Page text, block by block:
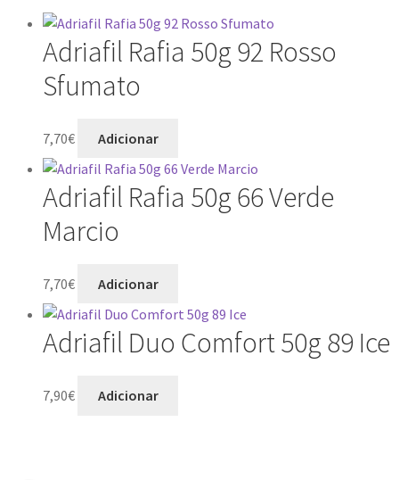
Adriafil Rafia 50g 92 Rosso
Sfumato
7,70€ Adicionar
Adriafil Rafia 50g 66 Verde
Marcio
7,70€ Adicionar
Adriafil Duo Comfort 50g 89 Ice
7,90€ Adicionar